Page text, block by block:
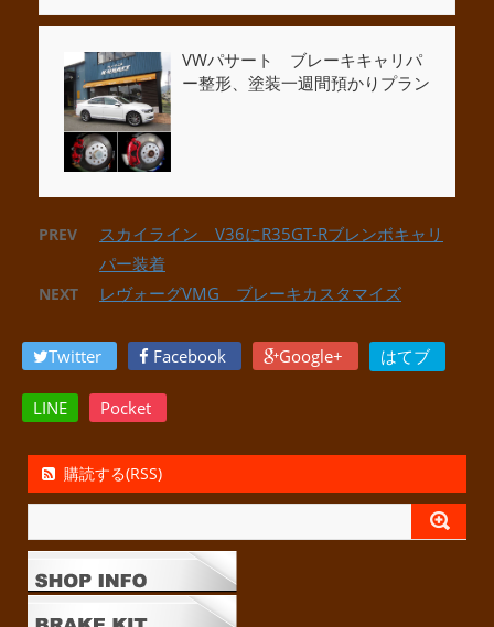
VWパサート ブレーキキャリパ
ー整形、塗装一週間預かりプラン
PREV
スカイライン V36にR35GT-Rブレンボキャリ
パー装着
NEXT レヴォーグVMG ブレーキカスタマイズ
Twitter Facebook Google+ はてブ
LINE Pocket
購読する(RSS)